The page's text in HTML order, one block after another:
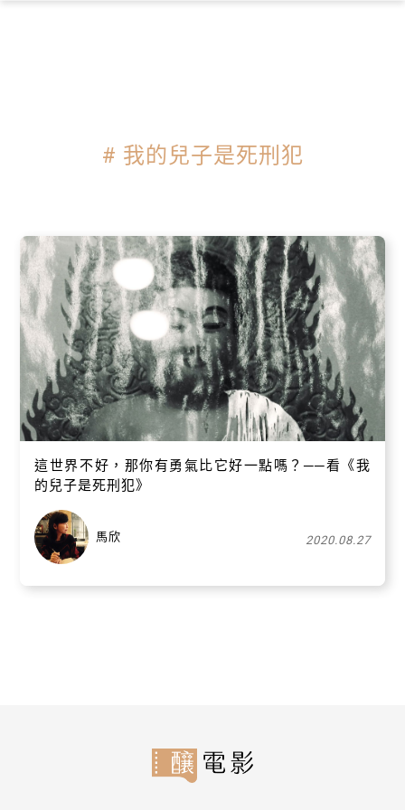
# 我的兒子是死刑犯
這世界不好，那你有勇氣比它好一點嗎？──看《我
的兒子是死刑犯》
馬欣 2020.08.27